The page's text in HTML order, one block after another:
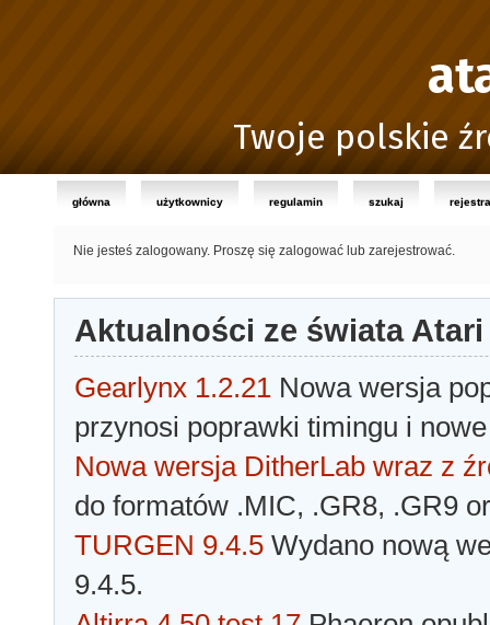
Twoje polskie
główna użytkownicy regulamin szukaj
Nie jesteś zalogowany. Proszę się zalogować lub zarejestrować.
Aktualności ze świata Atari
Gearlynx 1.2.21 Nowa wersja
przynosi poprawki timingu i
Nowa wersja DitherLab wraz z
do formatów .MIC, .GR8, .GR9
TURGEN 9.4.5 Wydano nową
9.4.5.